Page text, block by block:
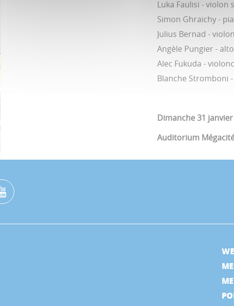
Luka Faulisi - violon
Simon Ghraichy -
Julius Bernad - violon
Angèle Pungier - alto
Alec Fukuda -
Blanche Stromboni
Dimanche 31
Auditorium